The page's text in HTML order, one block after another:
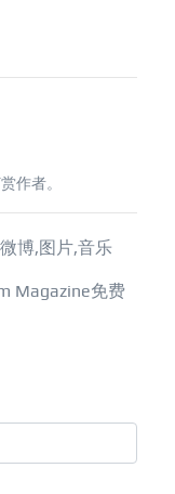
作者。
博,图片,音乐
Magazine免费